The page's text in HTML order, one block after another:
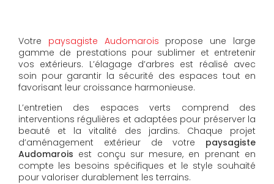
Votre paysagiste Audomarois propose une large
gamme de prestations pour sublimer et entretenir
vos extérieurs. L’élagage d’arbres est réalisé avec
soin pour garantir la sécurité des espaces tout en
favorisant leur croissance harmonieuse.
L’entretien des espaces verts comprend des
interventions régulières et adaptées pour préserver la
beauté et la vitalité des jardins. Chaque projet
d’aménagement extérieur de votre paysagiste
Audomarois est conçu sur mesure, en prenant en
compte les besoins spécifiques et le style souhaité
pour valoriser durablement les terrains.